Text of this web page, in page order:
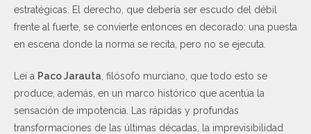
estratégicas. El derecho, que debería ser escudo del débil
frente al fuerte, se convierte entonces en decorado: una puesta
en escena donde la norma se recita, pero no se ejecuta.
Leí a Paco Jarauta , filósofo murciano, que todo esto se
produce, además, en un marco histórico que acentúa la
sensación de impotencia. Las rápidas y profundas
transformaciones de las últimas décadas, la imprevisibilidad